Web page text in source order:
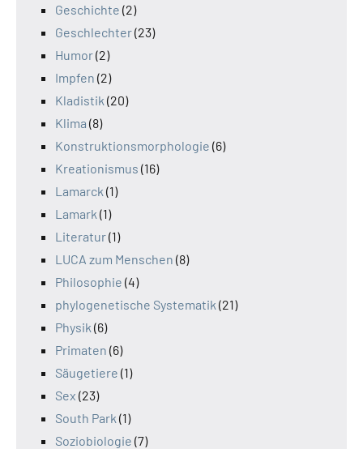
Geschichte (2)
Geschlechter(23)
Humor(2)
Impfen (2)
Kladistik (20)
Klima (8)
Konstruktionsmorphologie (6)
Kreationismus (16)
Lamarck (1)
Lamark (1)
Literatur(1)
LUCA zum Menschen (8)
Philosophie (4)
phylogenetische Systematik (21)
Physik (6)
Primaten (6)
Säugetiere (1)
Sex (23)
South Park (1)
Soziobiologie (7)